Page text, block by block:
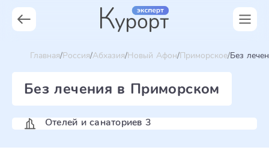
Главная Россия Абхазия Новый Афон Приморское Без
Без лечения в Приморском
Отелей и санаториев 3